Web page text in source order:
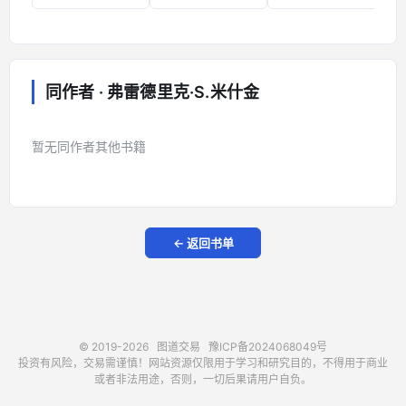
同作者 · 弗雷德里克·S.米什金
暂无同作者其他书籍
← 返回书单
© 2019-2026 图道交易
豫ICP备2024068049号
投资有风险，交易需谨慎！网站资源仅限用于学习和研究目的，不得用于商业
或者非法用途，否则，一切后果请用户自负。